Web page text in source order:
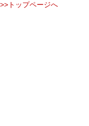
>>トップページへ